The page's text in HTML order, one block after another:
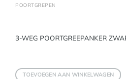
POORTGREPEN
3-WEG POORTGREEPANKER
TOEVOEGEN AAN WINKELWAGEN